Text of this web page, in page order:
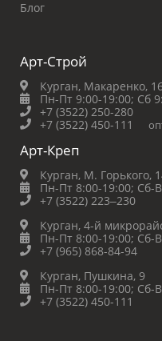
Блог
Арт-Строй
Курган, Макаренко,
Пн-Пт 9:00-19:00; Сб
+7 (3522) 250-280
+7 (3522) 450-111
Арт-Креп
Курган, М. Горького,
Пн-Пт 8:00-19:00; Сб-
+7 (3522) 223‒230
Курган, 4-й
Пн-Пт 8:00-19:00; Сб-
+7 (965) 868-84-94
Курган, Пушкина, 9
Пн-Пт 8:00-19:00; Сб-
+7 (3522) 450-111